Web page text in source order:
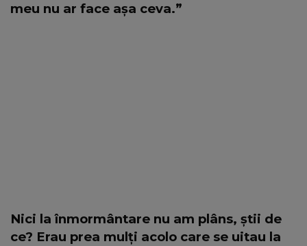
meu nu ar face așa ceva.”
Nici la înmormântare nu am plâns, știi de
ce? Erau prea mulți acolo care se uitau la